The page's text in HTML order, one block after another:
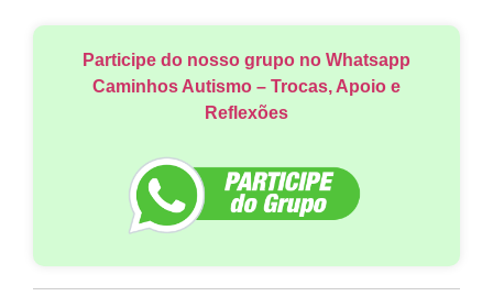
Participe do nosso grupo no Whatsapp
Caminhos Autismo – Trocas, Apoio e
Reflexões